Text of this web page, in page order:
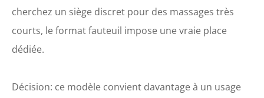
cherchez un siège discret pour des massages très
courts, le format fauteuil impose une vraie place
dédiée.
Décision: ce modèle convient davantage à un usage